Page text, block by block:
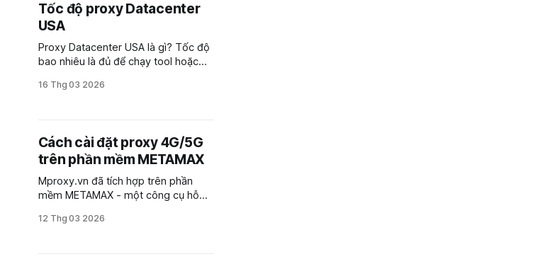
Tốc độ proxy Datacenter
USA
Proxy Datacenter USA là gì? Tốc độ
bao nhiêu là đủ để chạy tool hoặc
cần chú ý điều gì? Bài viết này sẽ
16 Thg 03 2026
Cách cài đặt proxy 4G/5G
trên phần mềm METAMAX
Mproxy.vn đã tích hợp trên phần
mềm METAMAX - một công cụ hỗ
khoản mạng xã hội, dễ dàng tối ưu
12 Thg 03 2026